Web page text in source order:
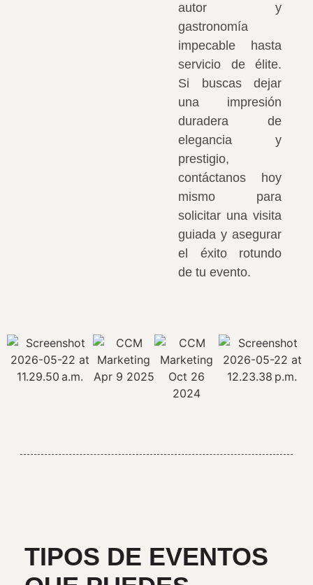
autor y
gastronomía
impecable hasta
servicio de élite.
Si buscas dejar
una impresión
duradera de
elegancia y
prestigio,
contáctanos hoy
mismo para
solicitar una visita
guiada y asegurar
el éxito rotundo
de tu evento.
TIPOS DE EVENTOS